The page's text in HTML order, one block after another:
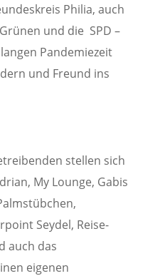
Philia, auch
und die SPD –
Pandemiezeit
und Freund ins
stellen sich
My Lounge, Gabis
Seydel, Reise-
auch das
eigenen